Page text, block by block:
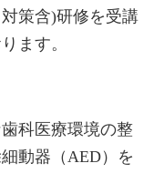
策含)研修を受講
ます。
科医療環境の整
動器（AED）を